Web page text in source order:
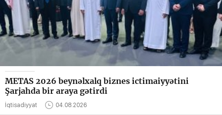
METAS 2026 beynəlxalq biznes ictimaiyyətini
Şarjahda bir araya gətirdi
İqtisadiyyat 04.08.2026